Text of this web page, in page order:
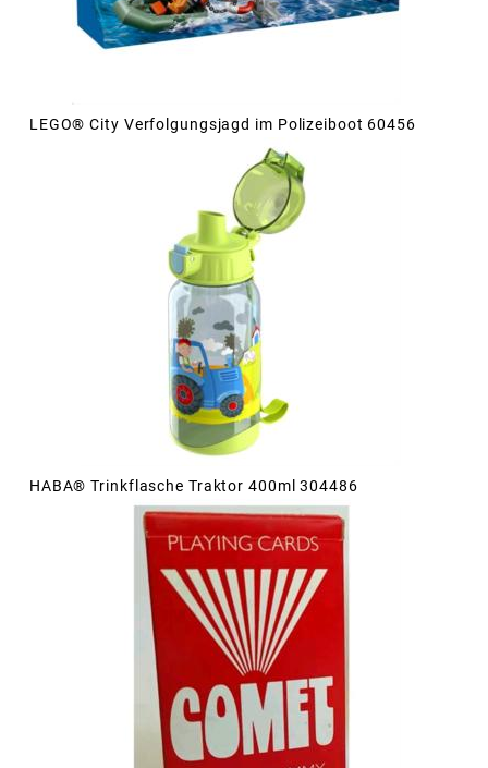
LEGO® City Verfolgungsjagd im Polizeiboot 60456
HABA® Trinkflasche Traktor 400ml 304486